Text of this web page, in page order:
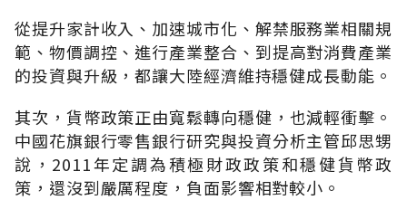
從提升家計收入、加速城市化、解禁服務業相關規
範、物價調控、進行產業整合、到提高對消費產業
的投資與升級，都讓大陸經濟維持穩健成長動能。
其次，貨幣政策正由寬鬆轉向穩健，也減輕衝擊。
中國花旗銀行零售銀行研究與投資分析主管邱思甥
說，2011年定調為積極財政政策和穩健貨幣政
策，還沒到嚴厲程度，負面影響相對較小。